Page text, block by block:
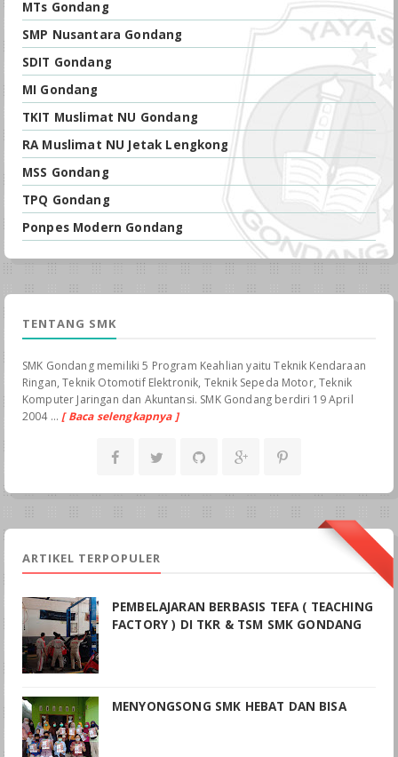
MTs Gondang
SMP Nusantara Gondang
SDIT Gondang
MI Gondang
TKIT Muslimat NU Gondang
RA Muslimat NU Jetak Lengkong
MSS Gondang
TPQ Gondang
Ponpes Modern Gondang
TENTANG SMK
SMK Gondang memiliki 5 Program Keahlian yaitu Teknik Kendaraan
Ringan, Teknik Otomotif Elektronik, Teknik Sepeda Motor, Teknik
Komputer Jaringan dan Akuntansi. SMK Gondang berdiri 19 April
2004 ... [ Baca selengkapnya ]
ARTIKEL TERPOPULER
PEMBELAJARAN BERBASIS TEFA ( TEACHING
FACTORY ) DI TKR & TSM SMK GONDANG
MENYONGSONG SMK HEBAT DAN BISA